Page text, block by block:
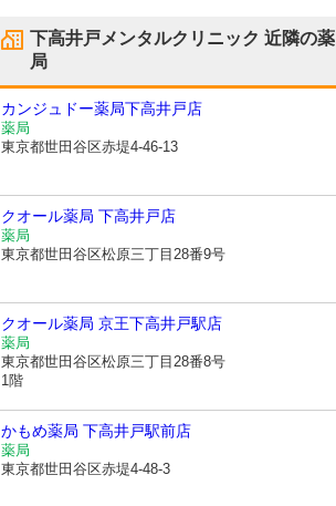
下高井戸メンタルクリニック 近隣の薬
局
カンジュドー薬局下高井戸店
薬局
東京都世田谷区赤堤4-46-13
クオール薬局 下高井戸店
薬局
東京都世田谷区松原三丁目28番9号
クオール薬局 京王下高井戸駅店
薬局
東京都世田谷区松原三丁目28番8号
1階
かもめ薬局 下高井戸駅前店
薬局
東京都世田谷区赤堤4-48-3